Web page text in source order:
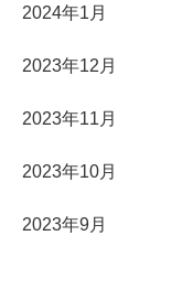
2024年1月
2023年12月
2023年11月
2023年10月
2023年9月